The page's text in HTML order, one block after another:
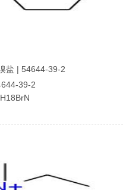
盐 | 54644-39-2
39-2